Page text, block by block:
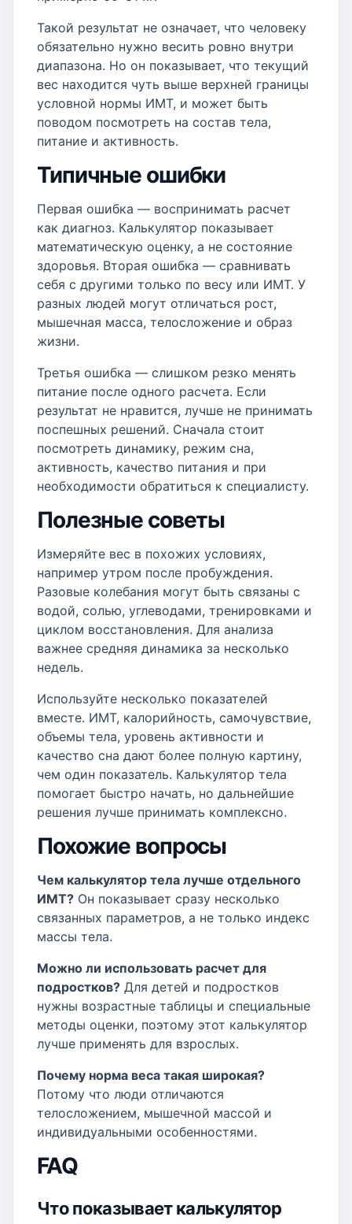
Такой результат не означает, что человеку
обязательно нужно весить ровно внутри
диапазона. Но он показывает, что текущий
вес находится чуть выше верхней границы
условной нормы ИМТ, и может быть
поводом посмотреть на состав тела,
питание и активность.
Типичные ошибки
Первая ошибка — воспринимать расчет
как диагноз. Калькулятор показывает
математическую оценку, а не состояние
здоровья. Вторая ошибка — сравнивать
себя с другими только по весу или ИМТ. У
разных людей могут отличаться рост,
мышечная масса, телосложение и образ
жизни.
Третья ошибка — слишком резко менять
питание после одного расчета. Если
результат не нравится, лучше не принимать
поспешных решений. Сначала стоит
посмотреть динамику, режим сна,
активность, качество питания и при
необходимости обратиться к специалисту.
Полезные советы
Измеряйте вес в похожих условиях,
например утром после пробуждения.
Разовые колебания могут быть связаны с
водой, солью, углеводами, тренировками и
циклом восстановления. Для анализа
важнее средняя динамика за несколько
недель.
Используйте несколько показателей
вместе. ИМТ, калорийность, самочувствие,
объемы тела, уровень активности и
качество сна дают более полную картину,
чем один показатель. Калькулятор тела
помогает быстро начать, но дальнейшие
решения лучше принимать комплексно.
Похожие вопросы
Чем калькулятор тела лучше отдельного
ИМТ? Он показывает сразу несколько
связанных параметров, а не только индекс
массы тела.
Можно ли использовать расчет для
подростков? Для детей и подростков
нужны возрастные таблицы и специальные
методы оценки, поэтому этот калькулятор
лучше применять для взрослых.
Почему норма веса такая широкая?
Потому что люди отличаются
телосложением, мышечной массой и
индивидуальными особенностями.
FAQ
Что показывает калькулятор